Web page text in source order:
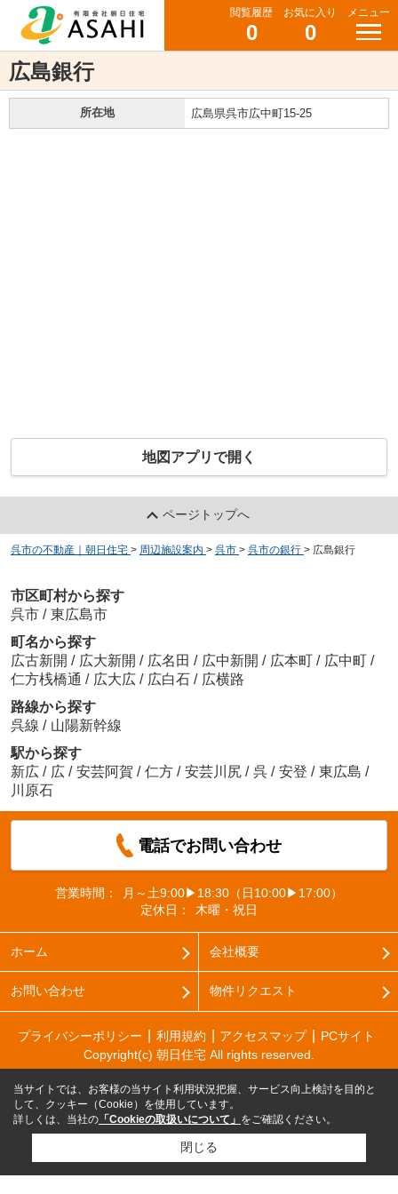
閲覧履歴
0
お気に入り
0
メニュー
広島銀行
所在地 広島県呉市広中町15-25
地図アプリで開く
ページトップへ
呉市の不動産｜朝日住宅 > 周辺施設案内 > 呉市 > 呉市の銀行 > 広島銀行
市区町村から探す
呉市 / 東広島市
町名から探す
広古新開 / 広大新開 / 広名田 / 広中新開 / 広本町 / 広中町 /
仁方桟橋通 / 広大広 / 広白石 / 広横路
路線から探す
呉線 / 山陽新幹線
駅から探す
新広 / 広 / 安芸阿賀 / 仁方 / 安芸川尻 / 呉 / 安登 / 東広島 /
川原石
電話でお問い合わせ
営業時間：
月～土9:00▶18:30（日10:00▶17:00）
定休日：
木曜・祝日
ホーム 会社概要
お問い合わせ 物件リクエスト
プライバシーポリシー 利用規約 アクセスマップ
PCサイト
Copyright(c) 朝日住宅 All rights reserved.
当サイトでは、お客様の当サイト利用状況把握、サービス向上検討を目的と
して、クッキー（Cookie）を使用しています。
詳しくは、当社の 「Cookieの取扱いについて」 をご確認ください。
閉じる